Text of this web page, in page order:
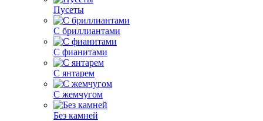
Пусеты
С бриллиантами
С фианитами
С янтарем
С жемчугом
Без камней